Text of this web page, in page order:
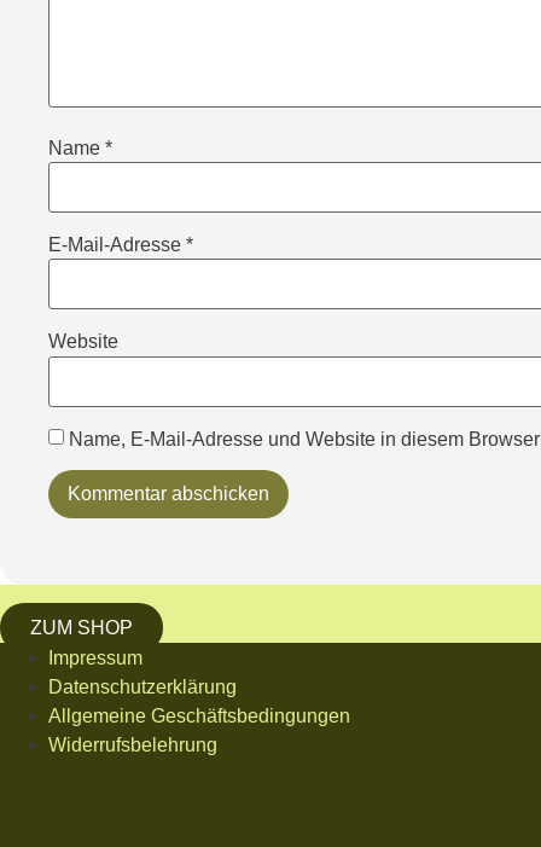
Name *
E-Mail-Adresse *
Website
Name, E-Mail-Adresse und Website in diesem
ZUM SHOP
Impressum
Datenschutzerklärung
Allgemeine Geschäftsbedingungen
Widerrufsbelehrung